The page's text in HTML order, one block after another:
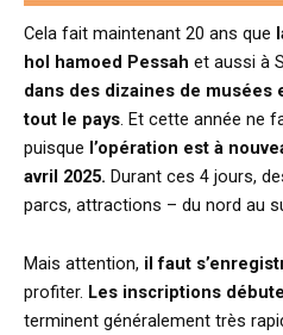
Cela fait maintenant 20 ans que
hol hamoed Pessah et aussi à
dans des dizaines de musées
tout le pays . Et cette année ne
puisque l’opération est à
avril 2025. Durant ces 4 jours,
parcs, attractions – du nord au
Mais attention, il faut
profiter. Les inscriptions
terminent généralement très